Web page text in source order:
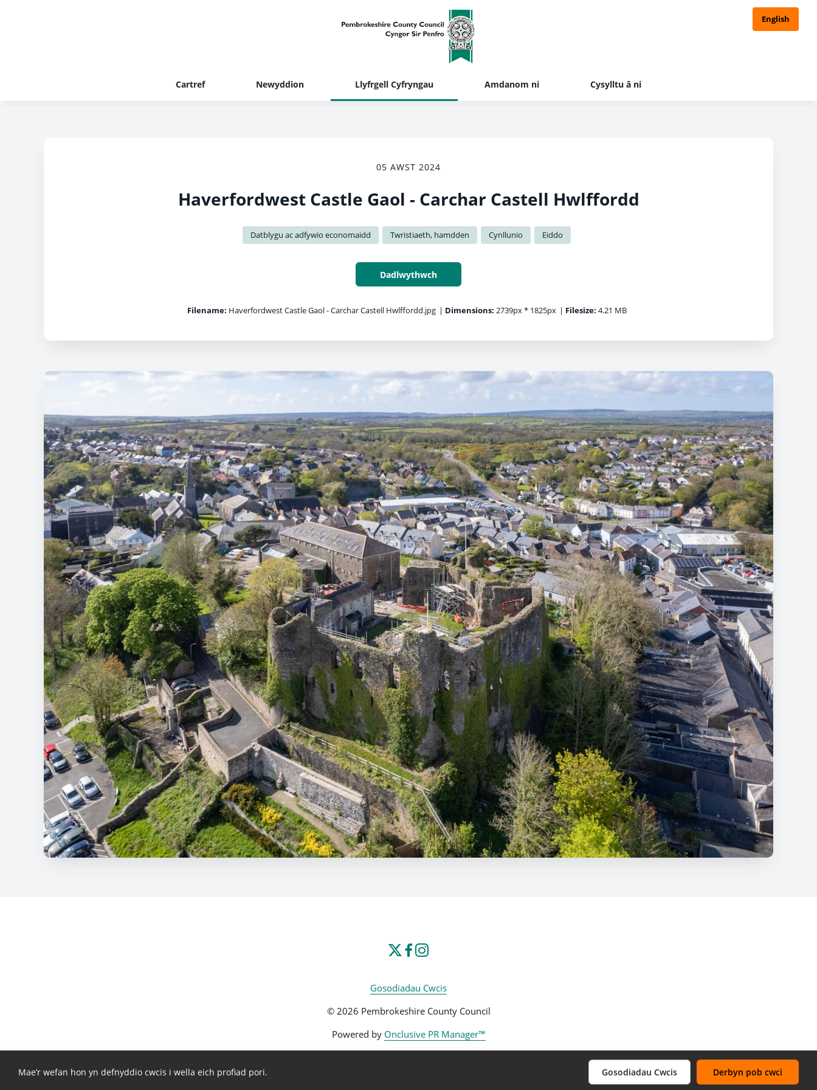
English
Cartref Newyddion Llyfrgell Cyfryngau Amdanom ni Cysylltu â ni
05 AWST 2024
Haverfordwest Castle Gaol - Carchar Castell Hwlffordd
Datblygu ac adfywio economaidd Twristiaeth, hamdden Cynllunio Eiddo
Dadlwythwch
Filename: Haverfordwest Castle Gaol - Carchar Castell Hwlffordd.jpg | Dimensions: 2739px * 1825px | Filesize: 4.21 MB
Gosodiadau Cwcis
© 2026 Pembrokeshire County Council
Powered by Onclusive PR Manager™
Mae’r wefan hon yn defnyddio cwcis i wella eich profiad pori. Gosodiadau Cwcis Derbyn pob cwci